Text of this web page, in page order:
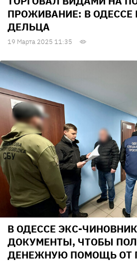
ПРОЖИВАНИЕ: В ОДЕССЕ
ДЕЛЬЦА
19 Марта 2025 11:35
В ОДЕССЕ ЭКС-
ДОКУМЕНТЫ, ЧТОБЫ
ДЕНЕЖНУЮ ПОМОЩЬ ОТ